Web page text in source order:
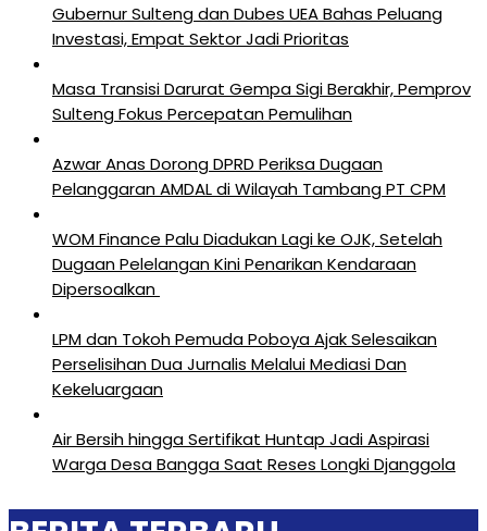
Gubernur Sulteng dan Dubes UEA Bahas Peluang
Investasi, Empat Sektor Jadi Prioritas
Masa Transisi Darurat Gempa Sigi Berakhir, Pemprov
Sulteng Fokus Percepatan Pemulihan
Azwar Anas Dorong DPRD Periksa Dugaan
Pelanggaran AMDAL di Wilayah Tambang PT CPM
‎WOM Finance Palu Diadukan Lagi ke OJK, Setelah
Dugaan Pelelangan Kini Penarikan Kendaraan
Dipersoalkan ‎
LPM dan Tokoh Pemuda Poboya Ajak Selesaikan
Perselisihan Dua Jurnalis Melalui Mediasi Dan
Kekeluargaan
Air Bersih hingga Sertifikat Huntap Jadi Aspirasi
Warga Desa Bangga Saat Reses Longki Djanggola